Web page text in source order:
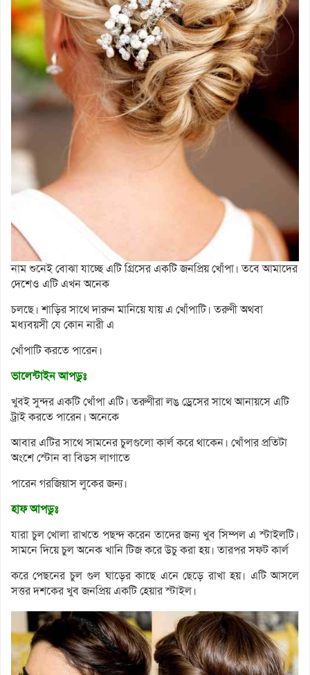
নাম শুনেই বোঝা যাচ্ছে এটি গ্রিসের একটি জনপ্রিয় খোঁপা। তবে আমাদের
দেশেও এটি এখন অনেক
চলছে। শাড়ির সাথে দারুন মানিয়ে যায় এ খোঁপাটি। তরুণী অথবা
মধ্যবয়সী যে কোন নারী এ
খোঁপাটি করতে পারেন।
ভালেন্টাইন আপডুঃ
খুবই সুন্দর একটি খোঁপা এটি। তরুণীরা লঙ ড্রেসের সাথে আনায়সে এটি
ট্রাই করতে পারেন। অনেকে
আবার এটির সাথে সামনের চুলগুলো কার্ল করে থাকেন। খোঁপার প্রতিটা
অংশে স্টোন বা বিডস লাগাতে
পারেন গরজিয়াস লুকের জন্য।
হাফ আপডুঃ
যারা চুল খোলা রাখতে পছন্দ করেন তাদের জন্য খুব সিম্পল এ স্টাইলটি।
সামনে দিয়ে চুল অনেক খানি টিজ করে উচু করা হয়। তারপর সফট কার্ল
করে পেছনের চুল গুল ঘাড়ের কাছে এনে ছেড়ে রাখা হয়। এটি আসলে
সত্তর দশকের খুব জনপ্রিয় একটি হেয়ার স্টাইল।